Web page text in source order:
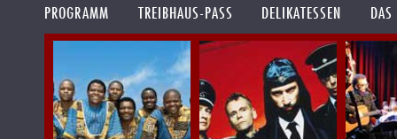
PROGRAMM TREIBHAUS-PASS DELIKATESSEN